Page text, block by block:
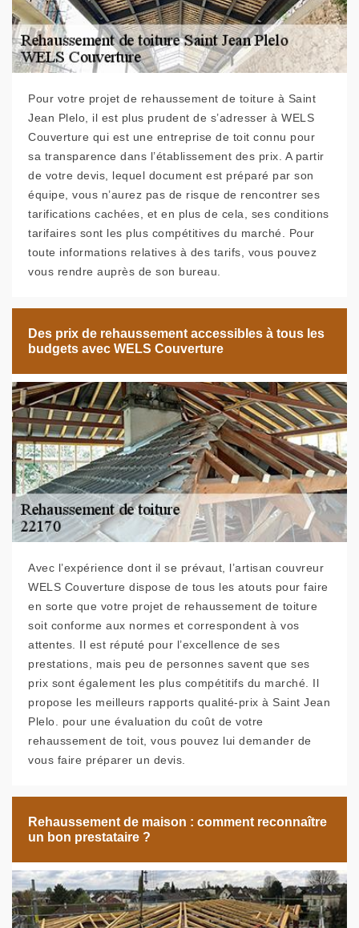
Pour votre projet de rehaussement de toiture à Saint
Jean Plelo, il est plus prudent de s’adresser à WELS
Couverture qui est une entreprise de toit connu pour
sa transparence dans l’établissement des prix. A partir
de votre devis, lequel document est préparé par son
équipe, vous n’aurez pas de risque de rencontrer ses
tarifications cachées, et en plus de cela, ses conditions
tarifaires sont les plus compétitives du marché. Pour
toute informations relatives à des tarifs, vous pouvez
vous rendre auprès de son bureau.
Des prix de rehaussement accessibles à tous les
budgets avec WELS Couverture
Avec l’expérience dont il se prévaut, l’artisan couvreur
WELS Couverture dispose de tous les atouts pour faire
en sorte que votre projet de rehaussement de toiture
soit conforme aux normes et correspondent à vos
attentes. Il est réputé pour l’excellence de ses
prestations, mais peu de personnes savent que ses
prix sont également les plus compétitifs du marché. Il
propose les meilleurs rapports qualité-prix à Saint Jean
Plelo. pour une évaluation du coût de votre
rehaussement de toit, vous pouvez lui demander de
vous faire préparer un devis.
Rehaussement de maison : comment reconnaître
un bon prestataire ?